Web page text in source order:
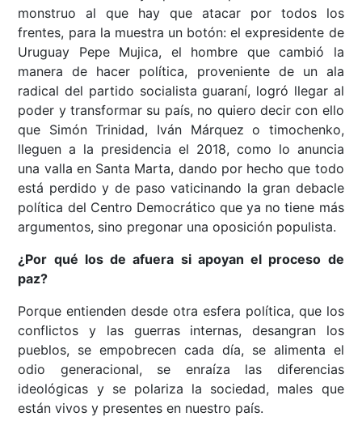
monstruo al que hay que atacar por todos los
frentes, para la muestra un botón: el expresidente de
Uruguay Pepe Mujica, el hombre que cambió la
manera de hacer política, proveniente de un ala
radical del partido socialista guaraní, logró llegar al
poder y transformar su país, no quiero decir con ello
que Simón Trinidad, Iván Márquez o timochenko,
lleguen a la presidencia el 2018, como lo anuncia
una valla en Santa Marta, dando por hecho que todo
está perdido y de paso vaticinando la gran debacle
política del Centro Democrático que ya no tiene más
argumentos, sino pregonar una oposición populista.
¿Por qué los de afuera si apoyan el proceso de
paz?
Porque entienden desde otra esfera política, que los
conflictos y las guerras internas, desangran los
pueblos, se empobrecen cada día, se alimenta el
odio generacional, se enraíza las diferencias
ideológicas y se polariza la sociedad, males que
están vivos y presentes en nuestro país.